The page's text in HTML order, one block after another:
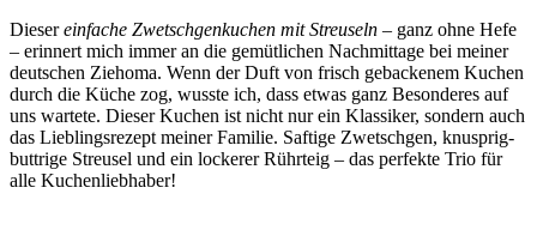
Diesereinfache Zwetschgenkuchen mit Streuseln – ganz ohne Hefe
– erinnert mich immer an die gemütlichen Nachmittage bei meiner
deutschen Ziehoma. Wenn der Duft von frisch gebackenem Kuchen
durch die Küche zog, wusste ich, dass etwas ganz Besonderes auf
uns wartete. Dieser Kuchen ist nicht nur ein Klassiker, sondern auch
das Lieblingsrezept meiner Familie. Saftige Zwetschgen, knusprig-
buttrige Streusel und ein lockerer Rührteig – das perfekte Trio für
alle Kuchenliebhaber!